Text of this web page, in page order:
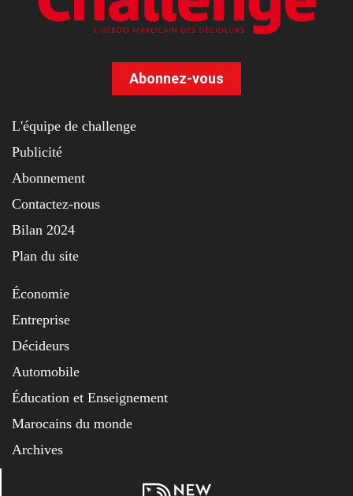
Abonnez-vous
L'équipe de challenge
Publicité
Abonnement
Contactez-nous
Bilan 2024
Plan du site
Économie
Entreprise
Décideurs
Automobile
Éducation et Enseignement
Marocains du monde
Archives